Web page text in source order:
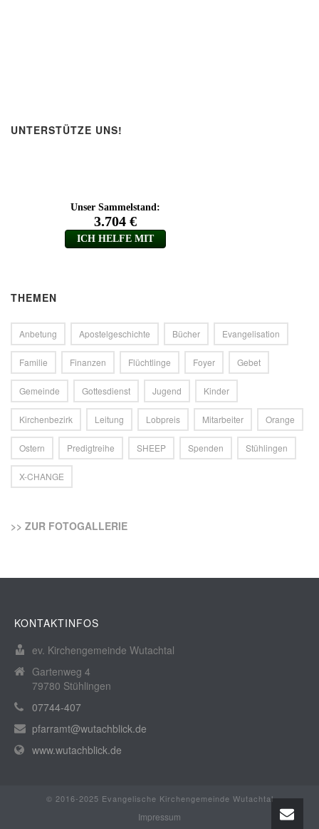
UNTERSTÜTZE UNS!
THEMEN
Anbetung Apostelgeschichte Bücher Evangelisation
Familie Finanzen Flüchtlinge Foyer Gebet
Gemeinde Gottesdienst Jugend Kinder
Kirchenbezirk Leitung Lobpreis Mitarbeiter Orange
Ostern Predigtreihe SHEEP Spenden Stühlingen
X-CHANGE
>> ZUR FOTOGALLERIE
KONTAKTINFOS
ev. Kirchengemeinde Wutachtal
Gartenweg 4
79780 Stühlingen
07744-407
pfarramt@wutachblick.de
www.wutachblick.de
© 2016-2025 Evangelische Kirchengemeinde Wutachtal
Impressum